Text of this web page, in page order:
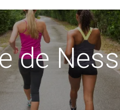
de Ness